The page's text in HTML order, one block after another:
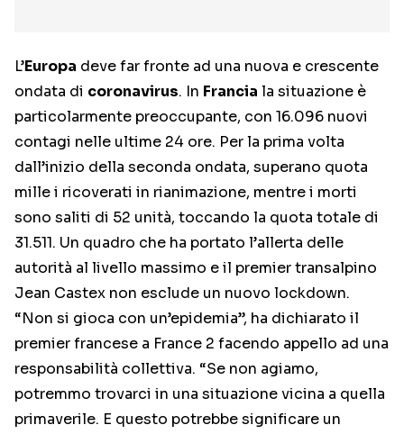
L’Europa deve far fronte ad una nuova e crescente
ondata di coronavirus. In Francia la situazione è
particolarmente preoccupante, con 16.096 nuovi
contagi nelle ultime 24 ore. Per la prima volta
dall’inizio della seconda ondata, superano quota
mille i ricoverati in rianimazione, mentre i morti
sono saliti di 52 unità, toccando la quota totale di
31.511. Un quadro che ha portato l’allerta delle
autorità al livello massimo e il premier transalpino
Jean Castex non esclude un nuovo lockdown.
“Non si gioca con un’epidemia”, ha dichiarato il
premier francese a France 2 facendo appello ad una
responsabilità collettiva. “Se non agiamo,
potremmo trovarci in una situazione vicina a quella
primaverile. E questo potrebbe significare un